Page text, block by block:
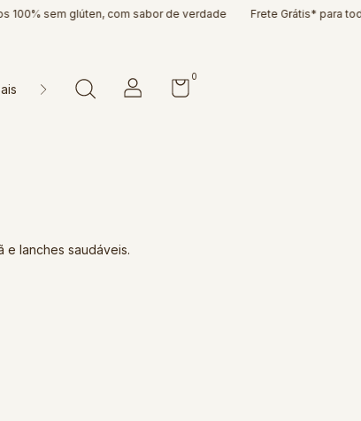
sem glúten, com sabor de verdade Frete Grátis* para todo
Doces & Cia Farinhas & Misturas
0
e lanches saudáveis.